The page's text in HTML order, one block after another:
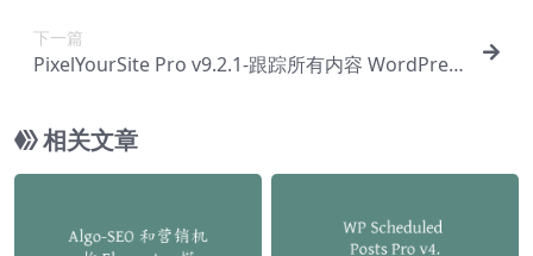
下一篇
PixelYourSite Pro v9.2.1-跟踪所有内容 WordPres
相关文章